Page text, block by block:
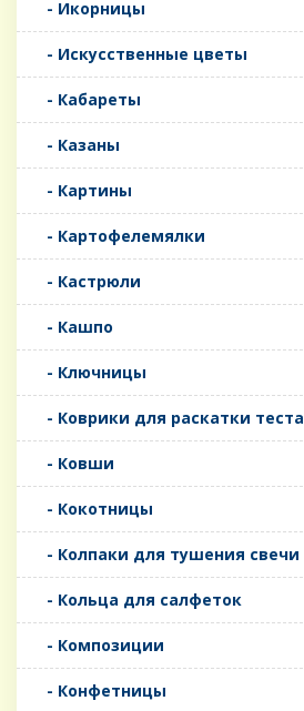
- Икорницы
- Искусственные цветы
- Кабареты
- Казаны
- Картины
- Картофелемялки
- Кастрюли
- Кашпо
- Ключницы
- Коврики для раскатки теста
- Ковши
- Кокотницы
- Колпаки для тушения свечи
- Кольца для салфеток
- Композиции
- Конфетницы